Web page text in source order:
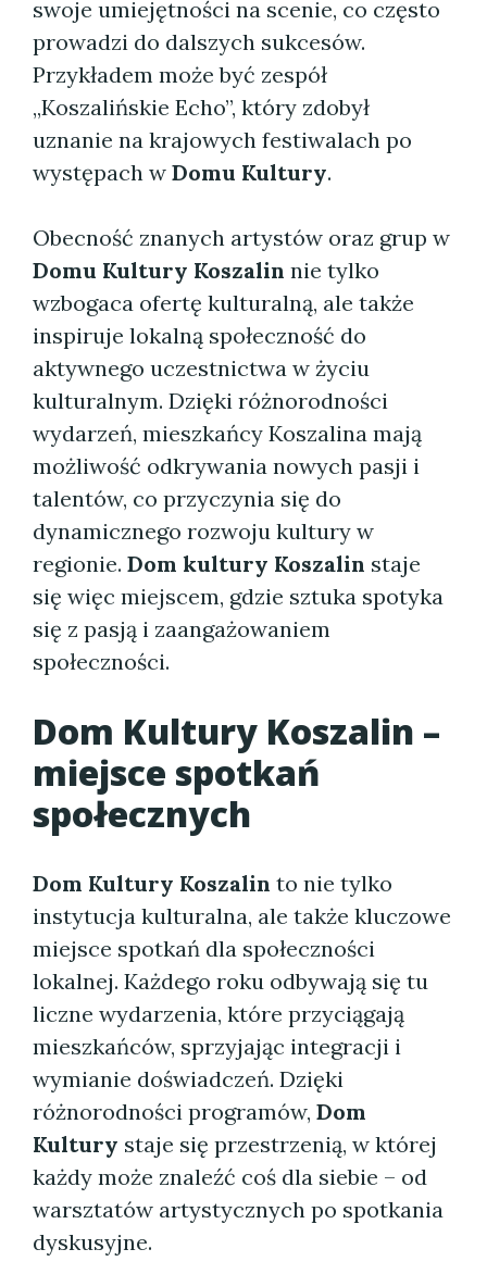
swoje umiejętności na scenie, co często
prowadzi do dalszych sukcesów.
Przykładem może być zespół
„Koszalińskie Echo”, który zdobył
uznanie na krajowych festiwalach po
występach w Domu Kultury.
Obecność znanych artystów oraz grup w
Domu Kultury Koszalin nie tylko
wzbogaca ofertę kulturalną, ale także
inspiruje lokalną społeczność do
aktywnego uczestnictwa w życiu
kulturalnym. Dzięki różnorodności
wydarzeń, mieszkańcy Koszalina mają
możliwość odkrywania nowych pasji i
talentów, co przyczynia się do
dynamicznego rozwoju kultury w
regionie. Dom kultury Koszalin staje
się więc miejscem, gdzie sztuka spotyka
się z pasją i zaangażowaniem
społeczności.
Dom Kultury Koszalin –
miejsce spotkań
społecznych
Dom Kultury Koszalin to nie tylko
instytucja kulturalna, ale także kluczowe
miejsce spotkań dla społeczności
lokalnej. Każdego roku odbywają się tu
liczne wydarzenia, które przyciągają
mieszkańców, sprzyjając integracji i
wymianie doświadczeń. Dzięki
różnorodności programów, Dom
Kultury staje się przestrzenią, w której
każdy może znaleźć coś dla siebie – od
warsztatów artystycznych po spotkania
dyskusyjne.